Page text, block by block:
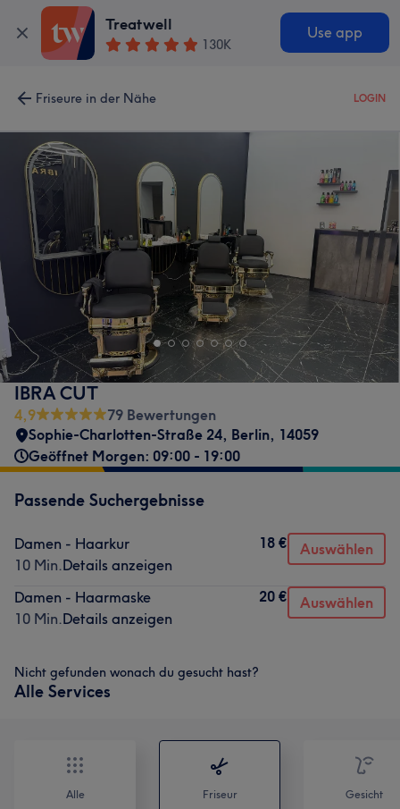
Treatwell
130K
Use app
Friseure in der Nähe LOGIN
IBRA CUT
4,9
79 Bewertungen
Sophie-Charlotten-Straße 24, Berlin, 14059
Geöffnet Morgen: 09:00 - 19:00
Passende Suchergebnisse
Damen - Haarkur
10 Min.Details anzeigen
18 € Auswählen
Damen - Haarmaske
10 Min.Details anzeigen
20 € Auswählen
Nicht gefunden wonach du gesucht hast?
Alle Services
Alle Friseur Gesicht